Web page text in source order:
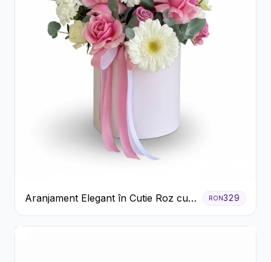
Aranjament Elegant în Cutie Roz cu
Trandafiri și Gerbera
RON329